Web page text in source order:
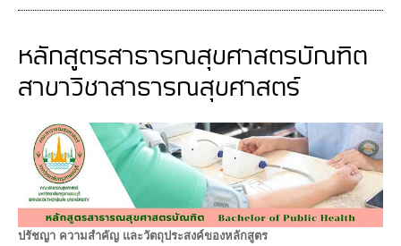
หลักสูตรสาธารณสุขศาสตรบัณฑิต
สาขาวิชาสาธารณสุขศาสตร์
ปรัชญา ความสำคัญ และวัตถุประสงค์ของหลักสูตร